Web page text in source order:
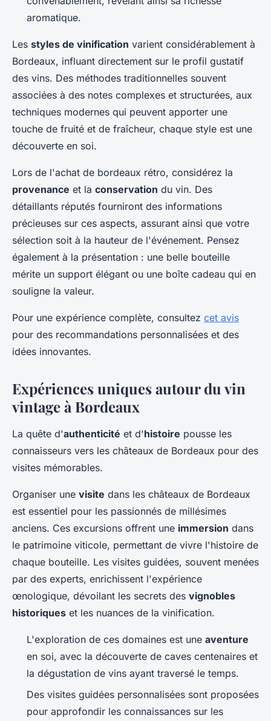
aromatique.
Les styles de vinification varient considérablement à
Bordeaux, influant directement sur le profil gustatif
des vins. Des méthodes traditionnelles souvent
associées à des notes complexes et structurées, aux
techniques modernes qui peuvent apporter une
touche de fruité et de fraîcheur, chaque style est une
découverte en soi.
Lors de l'achat de bordeaux rétro, considérez la
provenance et la conservation du vin. Des
détaillants réputés fourniront des informations
précieuses sur ces aspects, assurant ainsi que votre
sélection soit à la hauteur de l'événement. Pensez
également à la présentation : une belle bouteille
mérite un support élégant ou une boîte cadeau qui en
souligne la valeur.
Pour une expérience complète, consultez cet avis
pour des recommandations personnalisées et des
idées innovantes.
Expériences uniques autour du vin
vintage à Bordeaux
La quête d'authenticité et d'histoire pousse les
connaisseurs vers les châteaux de Bordeaux pour des
visites mémorables.
Organiser une visite dans les châteaux de Bordeaux
est essentiel pour les passionnés de millésimes
anciens. Ces excursions offrent une immersion dans
le patrimoine viticole, permettant de vivre l'histoire de
chaque bouteille. Les visites guidées, souvent menées
par des experts, enrichissent l'expérience
œnologique, dévoilant les secrets des vignobles
historiques et les nuances de la vinification.
L'exploration de ces domaines est une aventure
en soi, avec la découverte de caves centenaires et
la dégustation de vins ayant traversé le temps.
Des visites guidées personnalisées sont proposées
pour approfondir les connaissances sur les